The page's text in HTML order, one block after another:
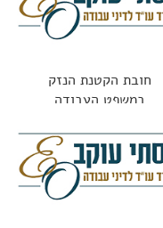
חובת הקטנת הנזק
במשפט העבודה